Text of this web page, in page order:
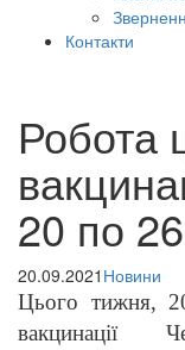
Контакти
Робота
20 по
20.09.2021 Новини
Цього тижня,
вакцинації